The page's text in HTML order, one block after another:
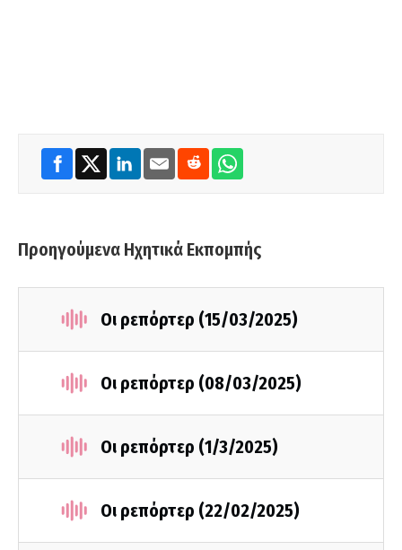
Προηγούμενα Ηχητικά Εκπομπής
Οι ρεπόρτερ (15/03/2025)
Οι ρεπόρτερ (08/03/2025)
Οι ρεπόρτερ (1/3/2025)
Οι ρεπόρτερ (22/02/2025)